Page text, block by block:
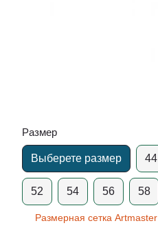
Размер
Выберете размер 44
52 54 56 58
Размерная сетка Artmaster